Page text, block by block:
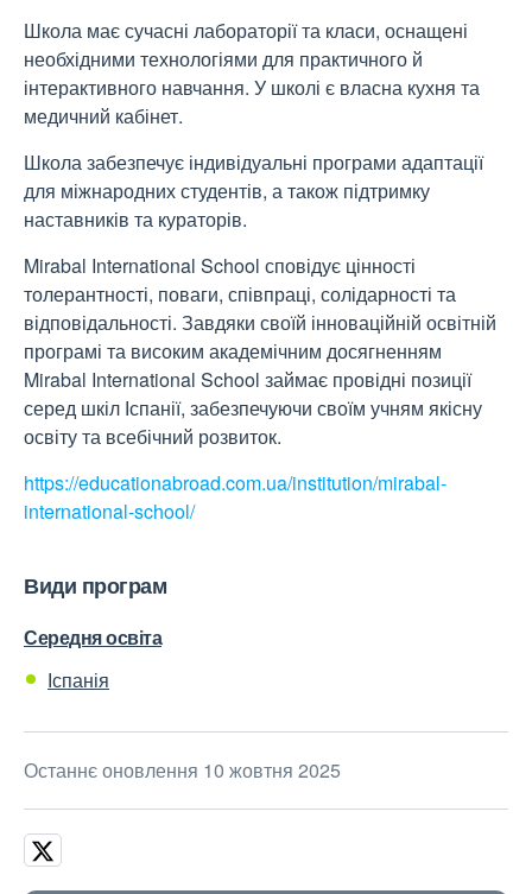
Школа має сучасні лабораторії та класи, оснащені
необхідними технологіями для практичного й
інтерактивного навчання. У школі є власна кухня та
медичний кабінет.
Школа забезпечує індивідуальні програми адаптації
для міжнародних студентів, а також підтримку
наставників та кураторів.
Mirabal International School сповідує цінності
толерантності, поваги, співпраці, солідарності та
відповідальності. Завдяки своїй інноваційній освітній
програмі та високим академічним досягненням
Mirabal International School займає провідні позиції
серед шкіл Іспанії, забезпечуючи своїм учням якісну
освіту та всебічний розвиток.
https://educationabroad.com.ua/institution/mirabal-
international-school/
Види програм
Середня освіта
Іспанія
Останнє оновлення 10 жовтня 2025